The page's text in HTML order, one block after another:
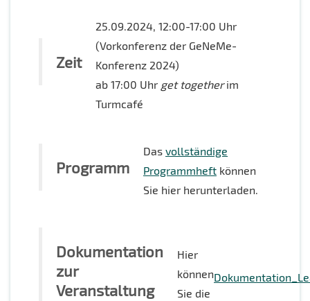
Zeit
25.09.2024, 12:00-17:00 Uhr
(Vorkonferenz der GeNeMe-
Konferenz 2024)
ab 17:00 Uhr get togetherim
Turmcafé
Programm
Das vollständige
Programmheft können
Sie hier herunterladen.
Dokumentation
zur
Veranstaltung
Hier
können
Sie die